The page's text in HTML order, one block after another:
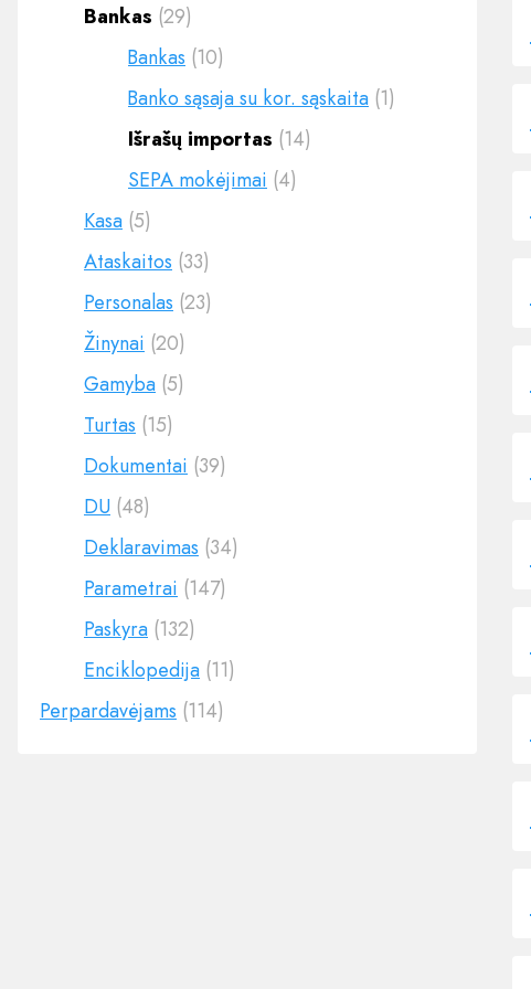
Bankas (29)
Bankas (10)
Banko sąsaja su kor. sąskaita (1)
Išrašų importas (14)
SEPA mokėjimai (4)
Kasa (5)
Ataskaitos (33)
Personalas (23)
Žinynai (20)
Gamyba (5)
Turtas (15)
Dokumentai (39)
DU (48)
Deklaravimas (34)
Parametrai (147)
Paskyra (132)
Enciklopedija (11)
Perpardavėjams (114)